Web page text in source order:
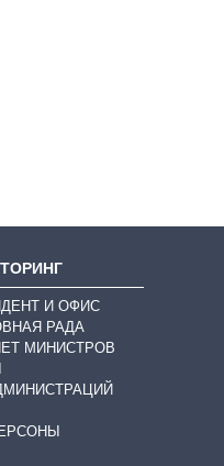
И ОФИС
РАДА
МИНИСТРОВ